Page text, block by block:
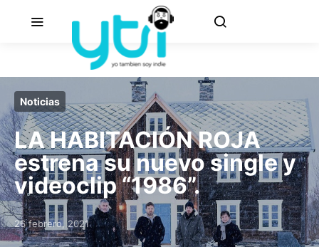
Noticias
LA HABITACIÓN ROJA
estrena su nuevo single y
videoclip “1986”.
Posted on
26 febrero, 2021